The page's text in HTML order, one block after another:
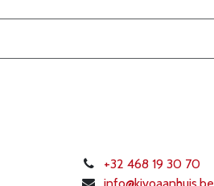
+32 468 19 30 70
info@kivoaanhuis.be